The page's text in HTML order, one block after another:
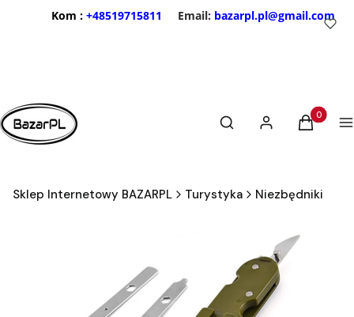
Kom : +48519715811 Email: bazarpl.pl@gmail.com
Otwórz wyszukiwarkę
Szukaj Zaloguj sięProdukty
Koszyk
Sklep Internetowy BAZARPL Turystyka Niezbędniki